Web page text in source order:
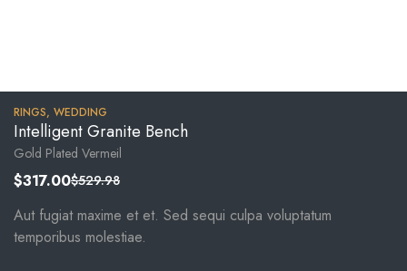
RINGS, WEDDING
Intelligent Granite Bench
Gold Plated Vermeil
$529.98
$317.00
Aut fugiat maxime et et. Sed sequi culpa voluptatum
temporibus molestiae.